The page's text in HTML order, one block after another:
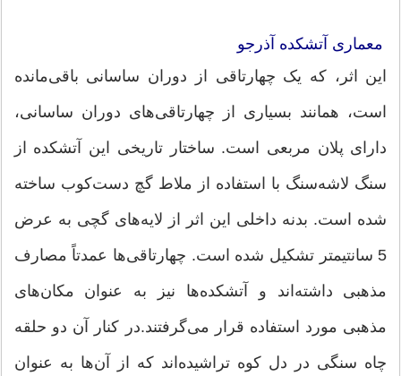
معماری آتشکده آذرجو
این اثر، که یک چهارتاقی از دوران ساسانی باقی‌مانده
است، همانند بسیاری از چهارتاقی‌های دوران ساسانی،
دارای پلان مربعی است. ساختار تاریخی این آتشکده از
سنگ لاشه‌سنگ با استفاده از ملاط گچ دست‌کوب ساخته
شده است. بدنه داخلی این اثر از لایه‌های گچی به عرض
5 سانتیمتر تشکیل شده است. چهارتاقی‌ها عمدتاً مصارف
مذهبی داشته‌اند و آتشکده‌ها نیز به عنوان مکان‌های
مذهبی مورد استفاده قرار می‌گرفتند.در کنار آن دو حلقه
چاه سنگی در دل کوه تراشیده‌اند که از آن‌ها به عنوان